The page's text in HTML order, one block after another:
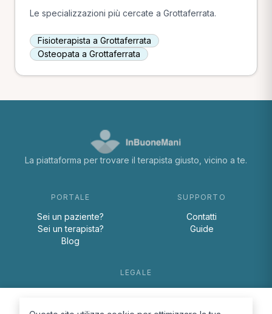
Le specializzazioni più cercate a Grottaferrata.
Fisioterapista a Grottaferrata
Osteopata a Grottaferrata
La piattaforma per trovare il terapista giusto, vicino a te.
PORTALE
Sei un paziente?
Sei un terapista?
Blog
SUPPORTO
Contatti
Guide
LEGALE